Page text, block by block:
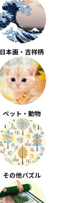
日本画・吉祥柄
ペット・動物
その他パズル